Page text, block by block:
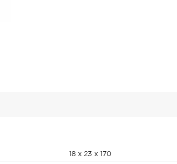
18 x 23 x 170